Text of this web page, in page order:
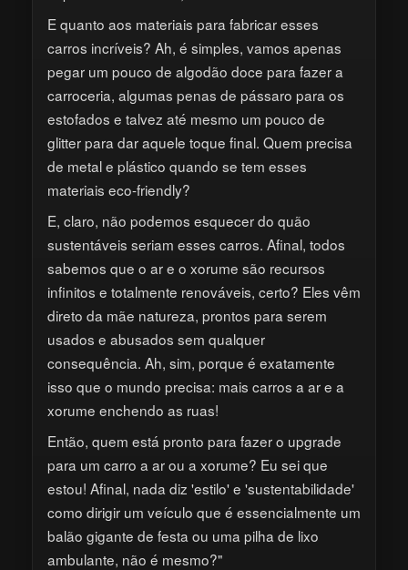
E quanto aos materiais para fabricar esses
carros incríveis? Ah, é simples, vamos apenas
pegar um pouco de algodão doce para fazer a
carroceria, algumas penas de pássaro para os
estofados e talvez até mesmo um pouco de
glitter para dar aquele toque final. Quem precisa
de metal e plástico quando se tem esses
materiais eco-friendly?
E, claro, não podemos esquecer do quão
sustentáveis seriam esses carros. Afinal, todos
sabemos que o ar e o xorume são recursos
infinitos e totalmente renováveis, certo? Eles vêm
direto da mãe natureza, prontos para serem
usados e abusados sem qualquer
consequência. Ah, sim, porque é exatamente
isso que o mundo precisa: mais carros a ar e a
xorume enchendo as ruas!
Então, quem está pronto para fazer o upgrade
para um carro a ar ou a xorume? Eu sei que
estou! Afinal, nada diz 'estilo' e 'sustentabilidade'
como dirigir um veículo que é essencialmente um
balão gigante de festa ou uma pilha de lixo
ambulante, não é mesmo?"